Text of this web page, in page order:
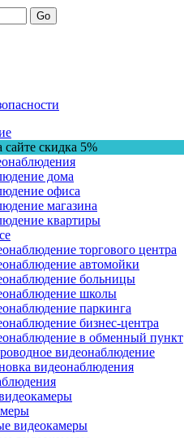
Go
сaйте скидка 5%
дома
офиса
магазина
квартиры
торгового центра
автомойки
больницы
школы
паркинга
бизнес-центра
в обменный пункт
видеонаблюдение
видеонаблюдения
видеокамеры